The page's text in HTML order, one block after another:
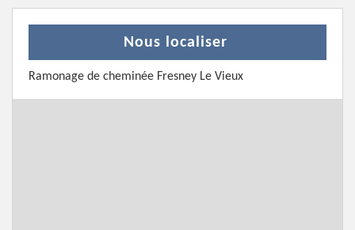
Nous localiser
Ramonage de cheminée Fresney Le Vieux